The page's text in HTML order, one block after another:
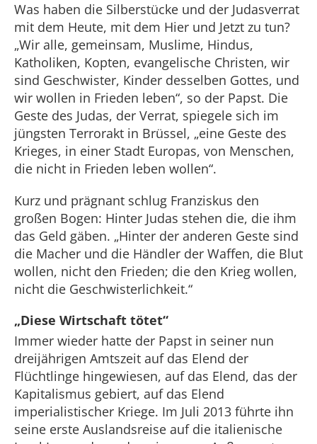
Was haben die Silberstücke und der Judasverrat
mit dem Heute, mit dem Hier und Jetzt zu tun?
„Wir alle, gemeinsam, Muslime, Hindus,
Katholiken, Kopten, evangelische Christen, wir
sind Geschwister, Kinder desselben Gottes, und
wir wollen in Frieden leben“, so der Papst. Die
Geste des Judas, der Verrat, spiegele sich im
jüngsten Terrorakt in Brüssel, „eine Geste des
Krieges, in einer Stadt Europas, von Menschen,
die nicht in Frieden leben wollen“.
Kurz und prägnant schlug Franziskus den
großen Bogen: Hinter Judas stehen die, die ihm
das Geld gäben. „Hinter der anderen Geste sind
die Macher und die Händler der Waffen, die Blut
wollen, nicht den Frieden; die den Krieg wollen,
nicht die Geschwisterlichkeit.“
„Diese Wirtschaft tötet“
Immer wieder hatte der Papst in seiner nun
dreijährigen Amtszeit auf das Elend der
Flüchtlinge hingewiesen, auf das Elend, das der
Kapitalismus gebiert, auf das Elend
imperialistischer Kriege. Im Juli 2013 führte ihn
seine erste Auslandsreise auf die italienische